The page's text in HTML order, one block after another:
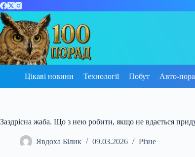
Перейти
до
вмісту
Цікаві новини Технології Побут Авто-
Заздрісна жаба. Що з нею робити, якщо не вдається
Явдоха Білик 09.03.2026 Різне